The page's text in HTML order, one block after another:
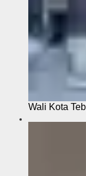
Wali Kota